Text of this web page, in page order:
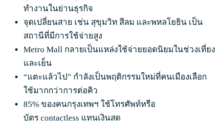
ทำงานในย่านธุรกิจ
จุดเปลี่ยนสาย เช่น สุขุมวิท สีลม และพหลโยธิน เป็น
สถานีที่มีการใช้จ่ายสูง
Metro Mall กลายเป็นแหล่งใช้จ่ายยอดนิยมในช่วงเที่ยง
และเย็น
“แตะแล้วไป” กำลังเป็นพฤติกรรมใหม่ที่คนเมืองเลือก
ใช้มากกว่าการต่อคิว
85% ของคนกรุงเทพฯ ใช้โทรศัพท์หรือ
บัตร contactless แทนเงินสด